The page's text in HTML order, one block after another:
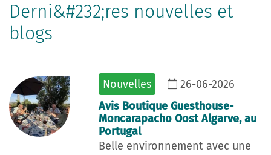
Derni&#232;res nouvelles et
blogs
Nouvelles
26-06-2026
Avis Boutique Guesthouse-
Moncarapacho Oost Algarve, au
Portugal
Belle environnement avec une